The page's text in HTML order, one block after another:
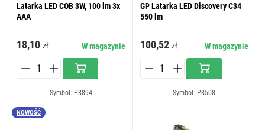
Latarka LED COB 3W, 100 lm 3x
AAA
18,10 zł W magazynie
Symbol: P3894
GP Latarka LED Discovery C34
550 lm
100,52 zł W magazynie
Symbol: P8508
NOWOŚĆ